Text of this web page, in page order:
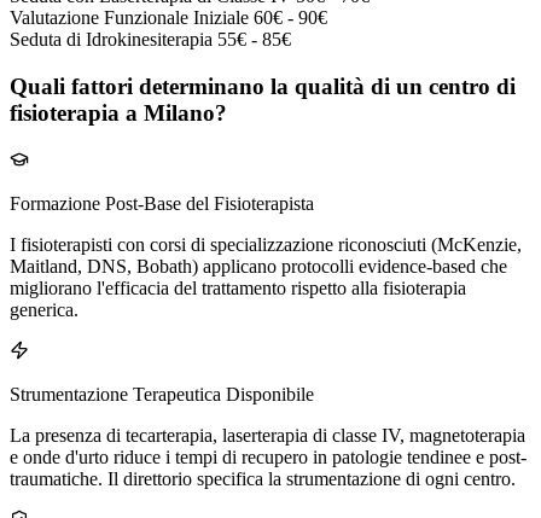
Valutazione Funzionale Iniziale 60€ - 90€
Seduta di Idrokinesiterapia 55€ - 85€
Quali fattori determinano la qualità di un centro di
fisioterapia a Milano?
Formazione Post-Base del Fisioterapista
I fisioterapisti con corsi di specializzazione riconosciuti (McKenzie,
Maitland, DNS, Bobath) applicano protocolli evidence-based che
migliorano l'efficacia del trattamento rispetto alla fisioterapia
generica.
Strumentazione Terapeutica Disponibile
La presenza di tecarterapia, laserterapia di classe IV, magnetoterapia
e onde d'urto riduce i tempi di recupero in patologie tendinee e post-
traumatiche. Il direttorio specifica la strumentazione di ogni centro.